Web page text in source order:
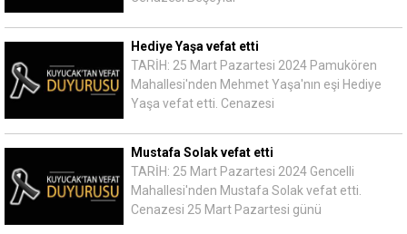
Hediye Yaşa vefat etti
TARİH: 25 Mart Pazartesi 2024 Pamukören
Mahallesi'nden Mehmet Yaşa'nın eşi Hediye
Yaşa vefat etti. Cenazesi
Mustafa Solak vefat etti
TARİH: 25 Mart Pazartesi 2024 Gencelli
Mahallesi'nden Mustafa Solak vefat etti.
Cenazesi 25 Mart Pazartesi günü